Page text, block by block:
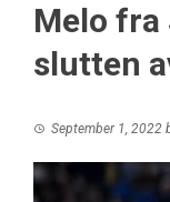
Melo fra
slutten
September 1, 2022